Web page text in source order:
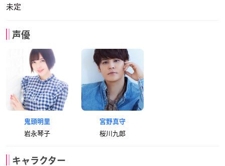
未定
声優
鬼頭明里
岩永琴子
宮野真守
桜川九郎
キャラクター